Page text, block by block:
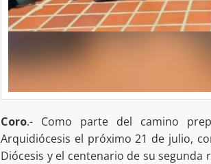
Coro.- Como parte del camino
Arquidiócesis el próximo 21 de julio,
Diócesis y el centenario de su